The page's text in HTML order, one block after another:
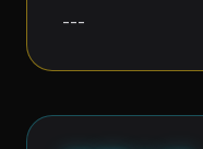
---